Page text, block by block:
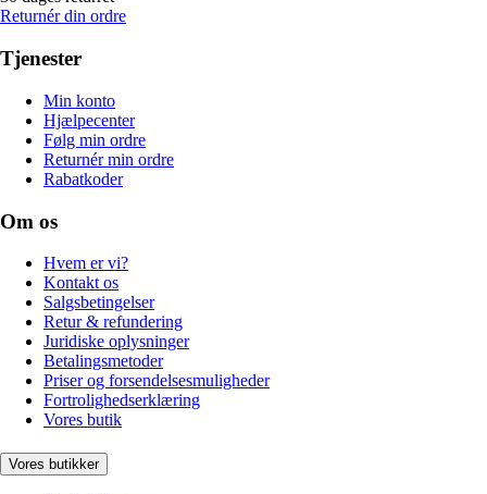
Returnér din ordre
Tjenester
Min konto
Hjælpecenter
Følg min ordre
Returnér min ordre
Rabatkoder
Om os
Hvem er vi?
Kontakt os
Salgsbetingelser
Retur & refundering
Juridiske oplysninger
Betalingsmetoder
Priser og forsendelsesmuligheder
Fortrolighedserklæring
Vores butik
Vores butikker